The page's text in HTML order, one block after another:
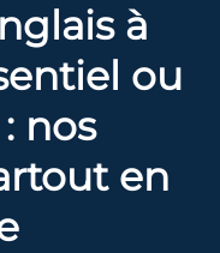
à
ou
nos
en